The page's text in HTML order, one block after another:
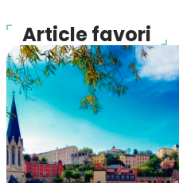
Article favori